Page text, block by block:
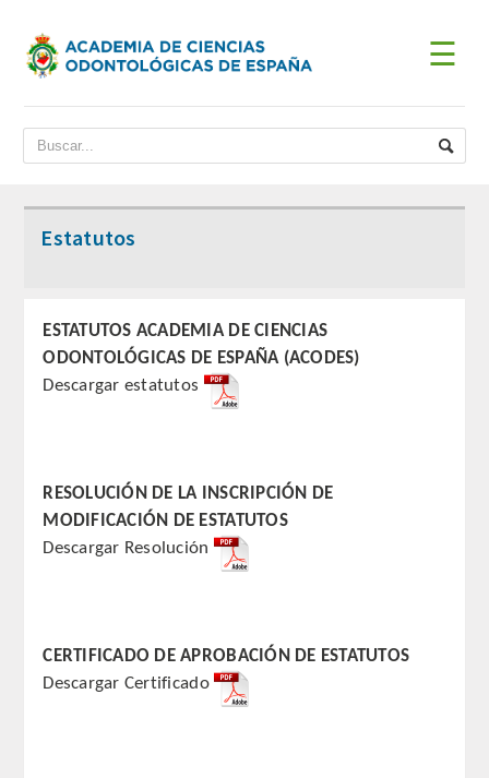
ACADEMIA
BIENVENIDA DEL PRESIDENTE
ESTATUTOS
SECCIONES
CIENCIAS BASICAS MEDICAS
☰
Estatutos
ESTATUTOS ACADEMIA DE CIENCIAS
ODONTOLÓGICAS DE ESPAÑA (ACODES)
Descargar estatutos
RESOLUCIÓN DE LA INSCRIPCIÓN DE
MODIFICACIÓN DE ESTATUTOS
Descargar Resolución
CERTIFICADO DE APROBACIÓN DE ESTATUTOS
Descargar Certificado